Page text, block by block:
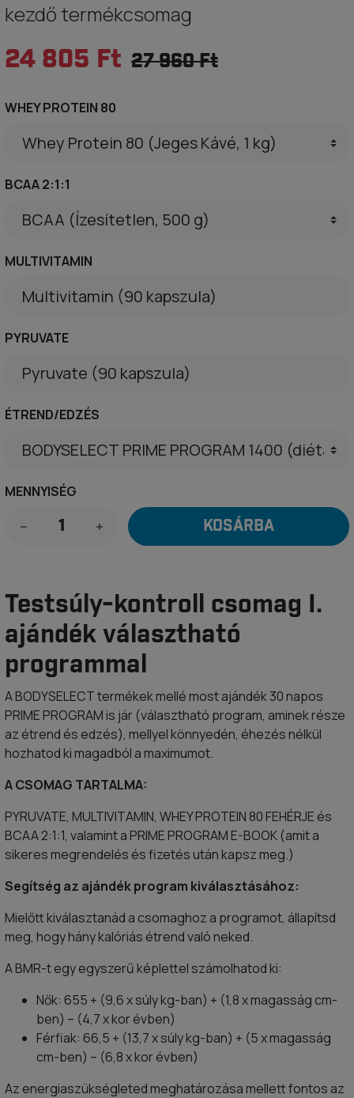
kezdő termékcsomag
24 805 Ft 27 960 Ft
WHEY PROTEIN 80
BCAA 2:1:1
MULTIVITAMIN
Multivitamin (90 kapszula)
PYRUVATE
Pyruvate (90 kapszula)
ÉTREND/EDZÉS
MENNYISÉG
KOSÁRBA
Testsúly-kontroll csomag I.
ajándék választható
programmal
A BODYSELECT termékek mellé most ajándék 30 napos
PRIME PROGRAM is jár (választható program, aminek része
az étrend és edzés), mellyel könnyedén, éhezés nélkül
hozhatod ki magadból a maximumot.
A CSOMAG TARTALMA:
PYRUVATE, MULTIVITAMIN, WHEY PROTEIN 80 FEHÉRJE és
BCAA 2:1:1, valamint a PRIME PROGRAM E-BOOK (amit a
sikeres megrendelés és fizetés után kapsz meg.)
Segítség az ajándék program kiválasztásához:
Mielőtt kiválasztanád a csomaghoz a programot, állapítsd
meg, hogy hány kalóriás étrend való neked.
A BMR-t egy egyszerű képlettel számolhatod ki:
Nők: 655 + (9,6 x súly kg-ban) + (1,8 x magasság cm-
ben) – (4,7 x kor évben)
Férfiak: 66,5 + (13,7 x súly kg-ban) + (5 x magasság
cm-ben) – (6,8 x kor évben)
Az energiaszükségleted meghatározása mellett fontos az